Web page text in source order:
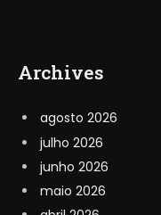
Archives
agosto 2026
julho 2026
junho 2026
maio 2026